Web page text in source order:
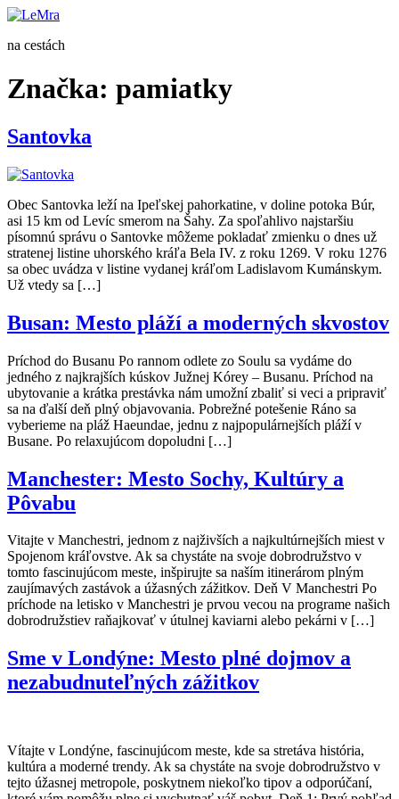
Preskočiť
obsah
na cestách
Značka: pamiatky
Santovka
Obec Santovka leží na Ipeľskej pahorkatine, v doline potoka Búr,
asi 15 km od Levíc smerom na Šahy. Za spoľahlivo najstaršiu
písomnú správu o Santovke môžeme pokladať zmienku o dnes už
stratenej listine uhorského kráľa Bela IV. z roku 1269. V roku 1276
sa obec uvádza v listine vydanej kráľom Ladislavom Kumánskym.
Už vtedy sa […]
Busan: Mesto pláží a moderných skvostov
Príchod do Busanu Po rannom odlete zo Soulu sa vydáme do
jedného z najkrajších kúskov Južnej Kórey – Busanu. Príchod na
ubytovanie a krátka prestávka nám umožní zbaliť si veci a pripraviť
sa na ďalší deň plný objavovania. Pobrežné potešenie Ráno sa
vyberieme na pláž Haeundae, jednu z najpopulárnejších pláží v
Busane. Po relaxujúcom dopoludni […]
Manchester: Mesto Sochy, Kultúry a
Pôvabu
Vitajte v Manchestri, jednom z najživších a najkultúrnejších miest v
Spojenom kráľovstve. Ak sa chystáte na svoje dobrodružstvo v
tomto fascinujúcom meste, inšpirujte sa naším itinerárom plným
zaujímavých zastávok a úžasných zážitkov. Deň V Manchestri Po
príchode na letisko v Manchestri je prvou vecou na programe našich
dobrodružstiev raňajkovať v útulnej kaviarni alebo pekárni v […]
Sme v Londýne: Mesto plné dojmov a
nezabudnuteľných zážitkov
Vítajte v Londýne, fascinujúcom meste, kde sa stretáva história,
kultúra a moderné trendy. Ak sa chystáte na svoje dobrodružstvo v
tejto úžasnej metropole, poskytnem niekoľko tipov a odporúčaní,